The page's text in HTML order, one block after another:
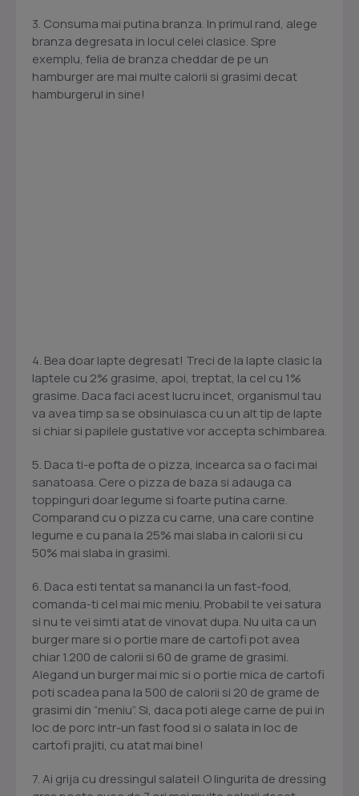
3. Consuma mai putina branza. In primul rand, alege
branza degresata in locul celei clasice. Spre
exemplu, felia de branza cheddar de pe un
hamburger are mai multe calorii si grasimi decat
hamburgerul in sine!
4. Bea doar lapte degresat! Treci de la lapte clasic la
laptele cu 2% grasime, apoi, treptat, la cel cu 1%
grasime. Daca faci acest lucru incet, organismul tau
va avea timp sa se obsinuiasca cu un alt tip de lapte
si chiar si papilele gustative vor accepta schimbarea.
5. Daca ti-e pofta de o pizza, incearca sa o faci mai
sanatoasa. Cere o pizza de baza si adauga ca
toppinguri doar legume si foarte putina carne.
Comparand cu o pizza cu carne, una care contine
legume e cu pana la 25% mai slaba in calorii si cu
50% mai slaba in grasimi.
6. Daca esti tentat sa mananci la un fast-food,
comanda-ti cel mai mic meniu. Probabil te vei satura
si nu te vei simti atat de vinovat dupa. Nu uita ca un
burger mare si o portie mare de cartofi pot avea
chiar 1.200 de calorii si 60 de grame de grasimi.
Alegand un burger mai mic si o portie mica de cartofi
poti scadea pana la 500 de calorii si 20 de grame de
grasimi din “meniu”. Si, daca poti alege carne de pui in
loc de porc intr-un fast food si o salata in loc de
cartofi prajiti, cu atat mai bine!
7. Ai grija cu dressingul salatei! O lingurita de dressing